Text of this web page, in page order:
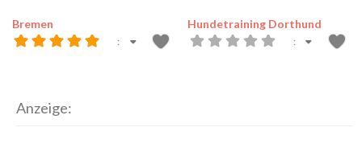
Bremen
:
Hundetraining Dorthund
:
Anzeige: